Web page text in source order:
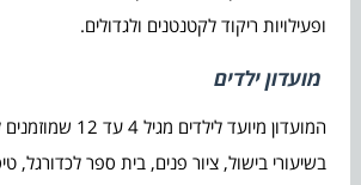
ופעילויות ריקוד לקטנטנים ולגדולים.
מועדון ילדים
המועדון מיועד לילדים
בשיעורי בישול, ציור פנים, בית ספר לכדורגל,